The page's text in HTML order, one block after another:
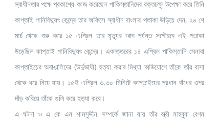
স্বাধীনতার পক্ষে প্রকাশ্যে কাজ করেছেন পাকিস্তানিদের রক্তচক্ষু উপেক্ষা করে তিনি
কাপ্তাই পানিবিদ্যুৎ কেন্দ্রে তার অফিসে স্বাধীন বাংলার পতাকা উড়িয়ে দেন, ২৬ শে
মার্চ থেকে শুরু করে ১৫ এপ্রিল তার মৃত্যুর আগ পর্যন্ত সগৌরবে এই পতাকা
উড়েছিল কাপ্তাই পানিবিদ্যুৎ কেন্দ্রে। একাত্তরের ১৪ এপ্রিল পাকিস্তানি সেনারা
কাপ্তাইয়ের অবাঙালিদের (উর্দুভাষী) হত্যা করার মিথ্যা অভিযোগে তাঁকে তাঁর বাসা
থেকে ধরে নিয়ে যায়। ১৫ই এপ্রিল ৩.৩০ মিনিটে কাপ্তাইয়ের প্রধান বাঁধের ওপর
দাঁড় করিয়ে তাঁকে গুলি করে হত্যা করে।
এ ঘটনা ও এ কে এম শামসুদ্দীন সম্পর্কে জানা যায় তাঁর স্ত্রী মাহবুবা বেগম